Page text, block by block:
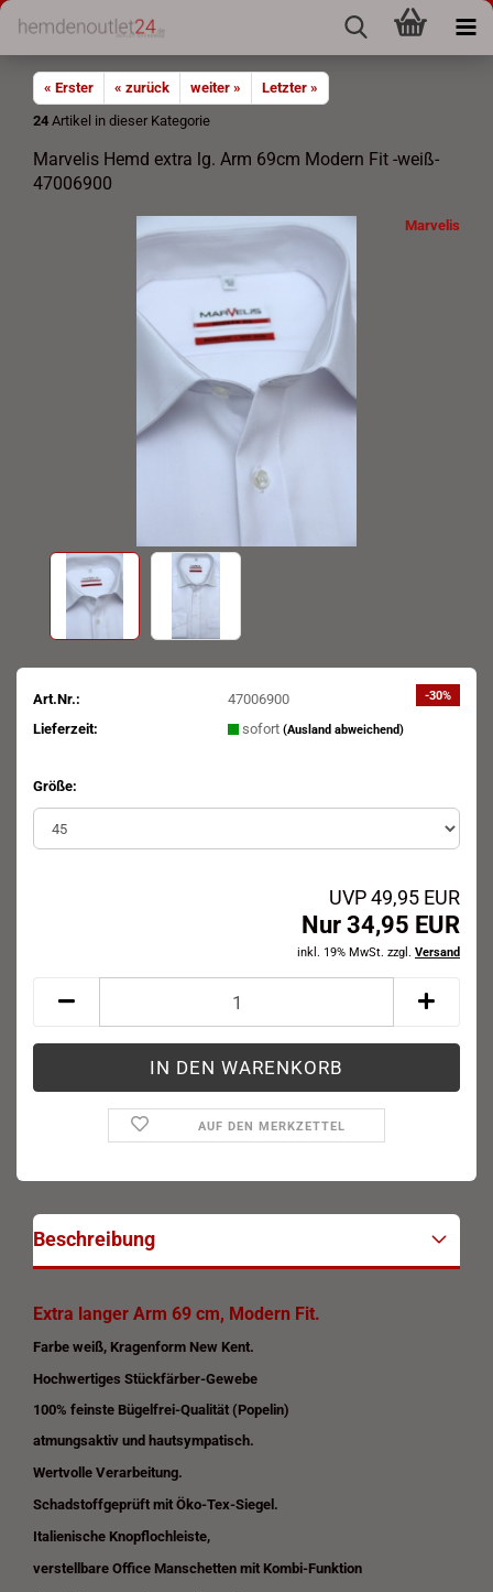
« Erster « zurück weiter »
Letzter »
24 Artikel in dieser Kategorie
Marvelis Hemd extra lg. Arm 69cm Modern Fit -weiß-
47006900
Marvelis
-30%
Art.Nr.:
47006900
Lieferzeit:
sofort (Ausland abweichend)
Größe:
UVP 49,95 EUR
Nur 34,95 EUR
inkl. 19% MwSt. zzgl. Versand
AUF DEN MERKZETTEL
Beschreibung
Extra langer Arm 69 cm, Modern Fit.
Farbe weiß, Kragenform New Kent.
Hochwertiges Stückfärber-Gewebe
100% feinste Bügelfrei-Qualität (Popelin)
atmungsaktiv und hautsympatisch.
Wertvolle Verarbeitung.
Schadstoffgeprüft mit Öko-Tex-Siegel.
Italienische Knopflochleiste,
verstellbare Office Manschetten mit Kombi-Funktion